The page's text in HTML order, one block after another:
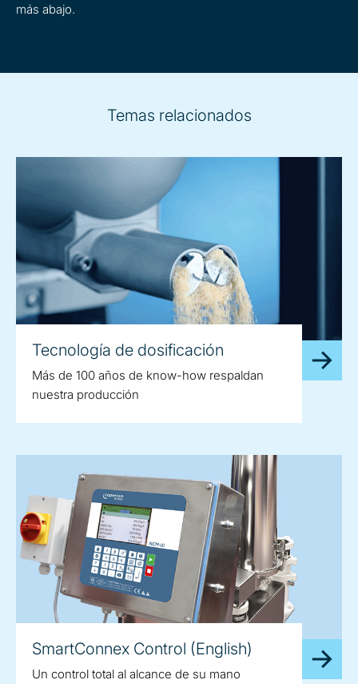
más abajo.
Temas relacionados
Tecnología de dosificación
Más de 100 años de know-how respaldan
nuestra producción
SmartConnex Control (English)
Un control total al alcance de su mano